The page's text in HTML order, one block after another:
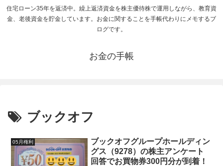
住宅ローン35年を返済中。繰上返済資金を株主優待株で運用しながら、教育資
金、老後資金を貯金しています。お金に関することを手帳代わりにメモするブ
ログです。
お金の手帳
ブックオフ
05月権利
ブックオフグループホールディン
グス（9278）の株主アンケート
回答でお買物券300円分が到着！